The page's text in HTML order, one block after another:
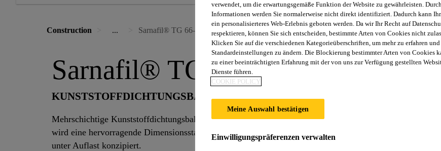
Construction ... Sarnafil® TG 66-18
Sarnafil® TG 66-18
KUNSTSTOFFDICHTUNGSBAHN FÜR FLACHDÄCHER MIT AUFLAST
Mehrschichtige Kunststoffdichtungsbahn (Dicke 1,8 mm) auf der Basis von flexiblen,
wird eine hervorragende Dimensionsstabilität erreicht. Sarnafil® TG 66-18 ist mit Heissluft thermisch
unter Auflast konzipiert.
verwendet, um die erwartungsgemäße Funktion der Website zu gewährleisten.
Informationen werden Sie normalerweise nicht direkt identifiziert. Dadurch kann
ein personalisierteres Web-Erlebnis geboten werden. Da wir Ihr Recht auf
respektieren, können Sie sich entscheiden, bestimmte Arten von Cookies nicht
Klicken Sie auf die verschiedenen Kategorieüberschriften, um mehr zu erfahren und
Standardeinstellungen zu ändern. Die Blockierung bestimmter Arten von Cookies
zu einer beeinträchtigten Erfahrung mit der von uns zur Verfügung gestellten
Dienste führen.
COOKIE POLICY
Meine Auswahl bestätigen
Einwilligungspräferenzen verwalten